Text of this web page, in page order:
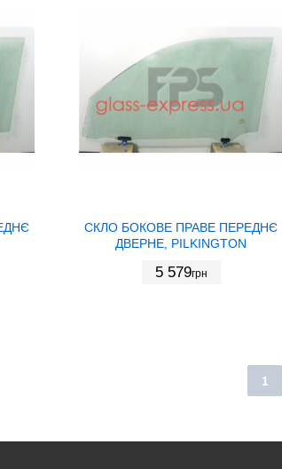
СКЛО БОКОВЕ ПРАВЕ ПЕРЕДНЄ
ДВЕРНЕ, PILKINGTON
5 579грн
1